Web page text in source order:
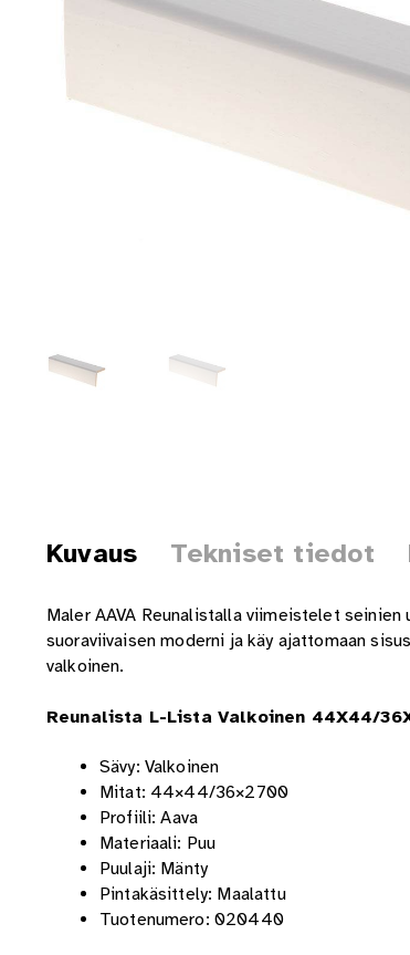
Kuvaus Tekniset tiedot
Maler AAVA Reunalistalla viimeistelet
suoraviivaisen moderni ja käy ajattomaan
valkoinen.
Reunalista L-Lista Valkoinen 44X44/
Sävy: Valkoinen
Mitat: 44×44/36×2700
Profiili: Aava
Materiaali: Puu
Puulaji: Mänty
Pintakäsittely: Maalattu
Tuotenumero: 020440